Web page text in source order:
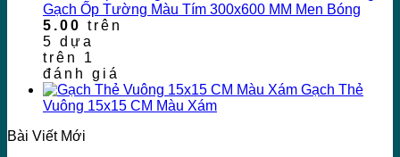
Gạch Ốp Tường Màu Tím 300x600 MM Men Bóng
5.00 trên
5 dựa
trên 1
đánh giá
Gạch Thẻ
Vuông 15x15 CM Màu Xám
Bài Viết Mới